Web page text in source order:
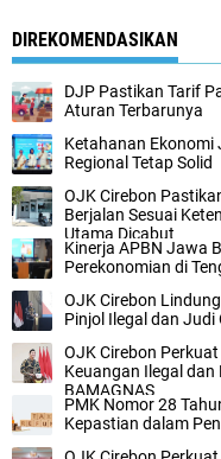
DIREKOMENDASIKAN
DJP Pastikan Tarif
Aturan Terbarunya
Ketahanan Ekonomi
Regional Tetap Solid
OJK Cirebon
Berjalan Sesuai
Utama Dicabut
Kinerja APBN Jawa
Perekonomian di
OJK Cirebon
Pinjol Ilegal dan Judi
OJK Cirebon
Keuangan Ilegal
BAMAGNAS
PMK Nomor 28
Kepastian dalam